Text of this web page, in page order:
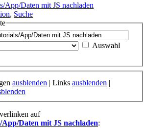
App/Daten mit JS nachladen
, Suche
Auswahl
ausblenden | Links ausblenden |
auf
Daten mit JS nachladen: